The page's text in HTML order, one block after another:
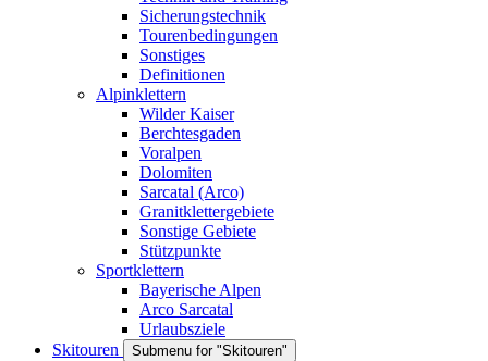
Sicherungstechnik
Tourenbedingungen
Sonstiges
Definitionen
Alpinklettern
Wilder Kaiser
Berchtesgaden
Voralpen
Dolomiten
Sarcatal (Arco)
Granitklettergebiete
Sonstige Gebiete
Stützpunkte
Sportklettern
Bayerische Alpen
Arco Sarcatal
Urlaubsziele
Skitouren
Submenu for "Skitouren"